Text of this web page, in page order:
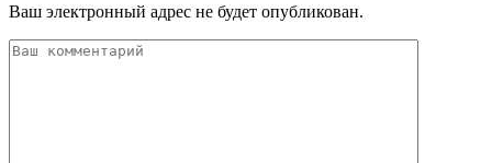
Ваш электронный адрес не будет опубликован.